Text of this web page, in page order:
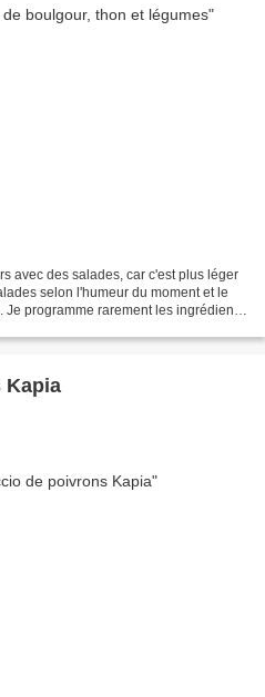
avec des salades, car c'est plus léger
selon l'humeur du moment et le
programme rarement les ingrédients
Kapia